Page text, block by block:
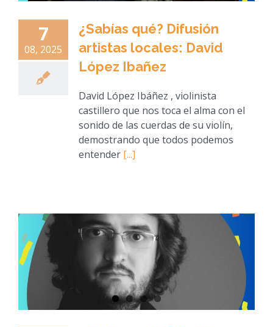
7
08, 2025
¿Sabías qué? Difusión
artistas locales: David
López Ibañez
David López Ibáñez , violinista
castillero que nos toca el alma con el
sonido de las cuerdas de su violín,
demostrando que todos podemos
entender [...]